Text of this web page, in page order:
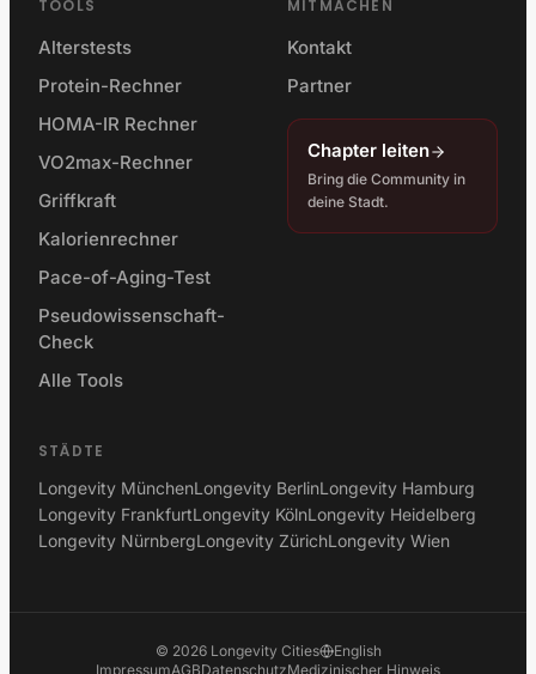
TOOLS
Alterstests
Protein-Rechner
HOMA-IR Rechner
VO2max-Rechner
Griffkraft
Kalorienrechner
Pace-of-Aging-Test
Pseudowissenschaft-
Check
Alle Tools
MITMACHEN
Kontakt
Partner
Chapter leiten
Bring die Community in
deine Stadt.
STÄDTE
Longevity MünchenLongevity BerlinLongevity Hamburg
Longevity FrankfurtLongevity KölnLongevity Heidelberg
Longevity NürnbergLongevity ZürichLongevity Wien
© 2026 Longevity Cities
English
ImpressumAGBDatenschutzMedizinischer Hinweis